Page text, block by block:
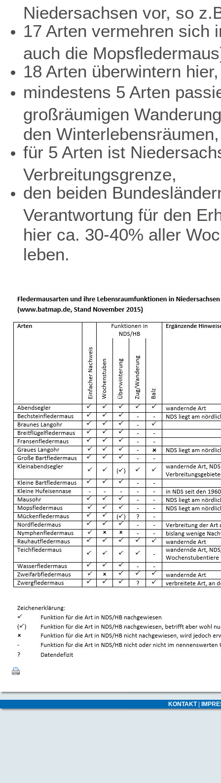
Niedersachsen vor, so
17 Arten vermehren sich
auch die
18 Arten überwintern hier,
mindestens 5 Arten
großräumigen
den Winterlebensräumen,
für 5 Arten ist
Verbreitungsgrenze,
den beiden
Verantwortung für den
hier ca. 30-40% aller
leben.
KONTAKT|